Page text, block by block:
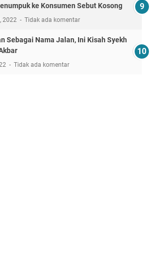
ke Konsumen Sebut Kosong
2022 Tidak ada komentar
Sebagai Nama Jalan, Ini Kisah Syekh
Tidak ada komentar